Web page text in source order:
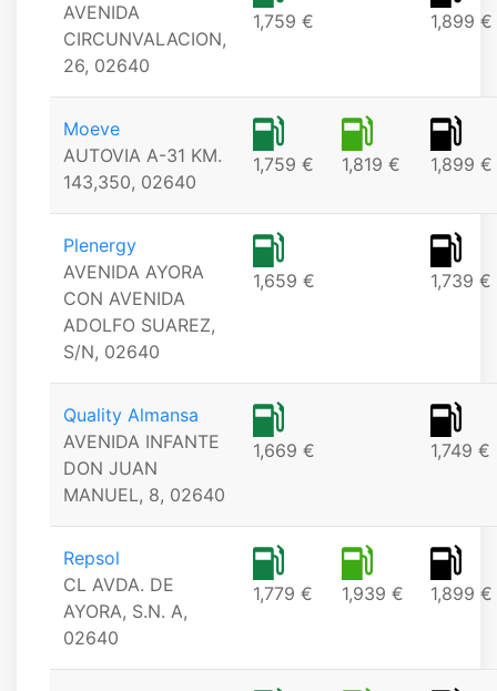
AVENIDA
CIRCUNVALACION,
26, 02640
1,759 € 1,899 €
Moeve
AUTOVIA A-31 KM.
143,350, 02640
1,759 € 1,819 € 1,899 €
Plenergy
AVENIDA AYORA
CON AVENIDA
ADOLFO SUAREZ,
S/N, 02640
1,659 € 1,739 €
Quality Almansa
AVENIDA INFANTE
DON JUAN
MANUEL, 8, 02640
1,669 € 1,749 €
Repsol
CL AVDA. DE
AYORA, S.N. A,
02640
1,779 € 1,939 € 1,899 €